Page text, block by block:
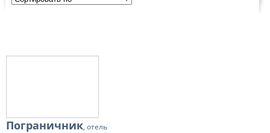
Пограничник, отель